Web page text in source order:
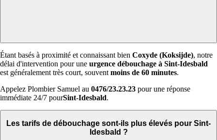
Étant basés à proximité et connaissant bien Coxyde (Koksijde), notre
délai d'intervention pour une urgence débouchage à Sint-Idesbald
est généralement très court, souvent moins de 60 minutes.
Appelez Plombier Samuel au 0476/23.23.23 pour une réponse
immédiate 24/7 pourSint-Idesbald.
Les tarifs de débouchage sont-ils plus élevés pour Sint-
Idesbald ?